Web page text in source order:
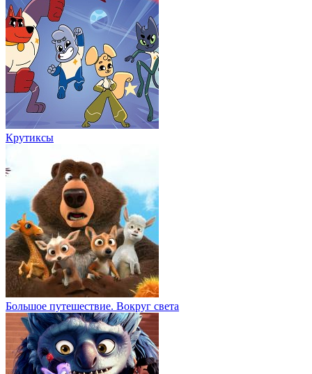
Крутиксы
Большое путешествие. Вокруг света